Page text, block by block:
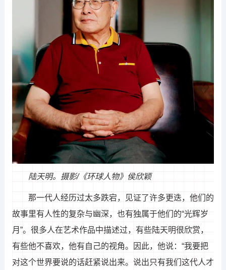
陆天明。摄影/《环球人物》侯欣颖
那一代人经历过太多跌宕，见证了许多更迭，他们的
故事里有人性的复杂与幽深，也有独属于他们的“光辉岁
月”。很多人在艺术作品中描述过，有些陆天明很欣赏，
有些他不喜欢，他有自己的视角。因此，他说：“我要把
对这个世界要说的话赶紧说出来。说出只有我们这代人才